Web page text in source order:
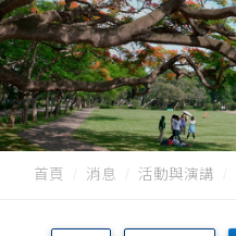
首頁 消息 活動與演講